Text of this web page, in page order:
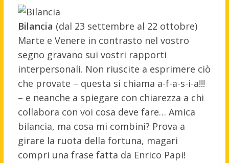
Bilancia (dal 23 settembre al 22 ottobre)
Marte e Venere in contrasto nel vostro
segno gravano sui vostri rapporti
interpersonali. Non riuscite a esprimere ciò
che provate – questa si chiama a-f-a-s-i-a!!!
– e neanche a spiegare con chiarezza a chi
collabora con voi cosa deve fare… Amica
bilancia, ma cosa mi combini? Prova a
girare la ruota della fortuna, magari
compri una frase fatta da Enrico Papi!